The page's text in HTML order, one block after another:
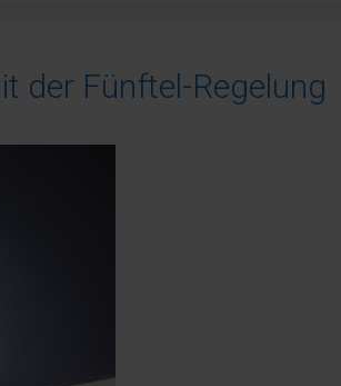
der Fünftel-Regelung